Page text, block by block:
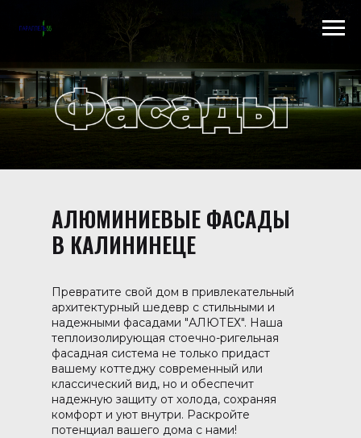
Scroll to top →
АЛЮМИНИЕВЫЕ ФАСАДЫ
В КАЛИНИНЕЦЕ
Превратите свой дом в привлекательный
архитектурный шедевр с стильными и
надежными фасадами "АЛЮТЕХ". Наша
теплоизолирующая стоечно-ригельная
фасадная система не только придаст
вашему коттеджу современный или
классический вид, но и обеспечит
надежную защиту от холода, сохраняя
комфорт и уют внутри. Раскройте
потенциал вашего дома с нами!